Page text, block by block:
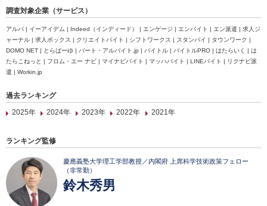
調査対象企業（サービス）
アルパ | イーアイデム | Indeed（インディード） | エンゲージ | エンバイト | エン派遣 | 求人ジ
ャーナル | 求人ボックス | クリエイトバイト | シフトワークス | スタンバイ | タウンワーク |
DOMO NET | とらばーゆ | パート・アルバイト.jp | バイトル | バイトルPRO | はたらいく | は
たらこねっと | フロム・エー ナビ | マイナビバイト | マッハバイト | LINEバイト | リクナビ派
遣 | Workin.jp
過去ランキング
2025年
2024年 2023年 2022年 2021年
ランキング監修
慶應義塾大学理工学部教授／内閣府 上席科学技術政策フェロー
（非常勤）
鈴木秀男